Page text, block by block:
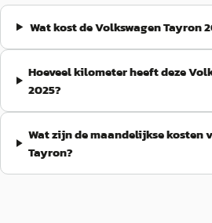
Wat kost de Volkswagen Tayron
Hoeveel kilometer heeft deze
2025?
Wat zijn de maandelijkse kosten
Tayron?